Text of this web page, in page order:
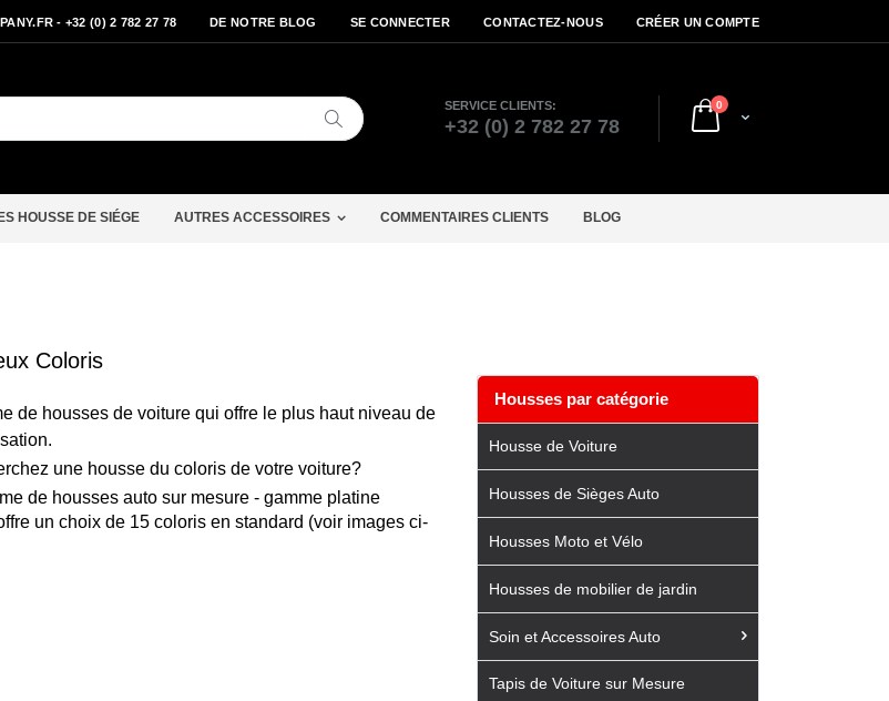
- +32 (0) 2 782 27 78 DE NOTRE BLOG SE CONNECTER CONTACTEZ-NOUS CRÉER UN COMPTE
Cart
0articles
Chercher
SERVICE CLIENTS:
+32 (0) 2 782 27 78
HOUSSE DE SIÉGE AUTRES ACCESSOIRES COMMENTAIRES CLIENTS BLOG
Coloris
de housses de voiture qui offre le plus haut niveau de
une housse du coloris de votre voiture?
de housses auto sur mesure - gamme platine
un choix de 15 coloris en standard (voir images ci-
Housses par catégorie
Housse de Voiture
Housses de Sièges Auto
Housses Moto et Vélo
Housses de mobilier de jardin
Soin et Accessoires Auto
Tapis de Voiture sur Mesure